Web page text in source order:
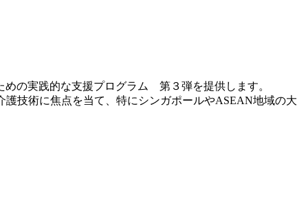
の実践的な支援プログラム 第３弾を提供します。
技術に焦点を当て、特にシンガポールやASEAN地域の大